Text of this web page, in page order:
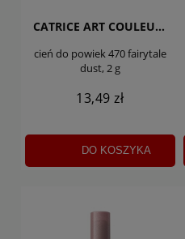
CATRICE ART COULEURS
cień do powiek 470 fairytale
dust, 2 g
13,49 zł
DO KOSZYKA